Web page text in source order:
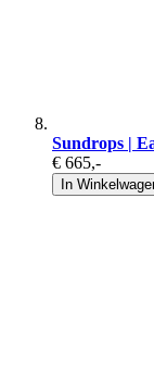
Sundrops |
€ 665,-
In